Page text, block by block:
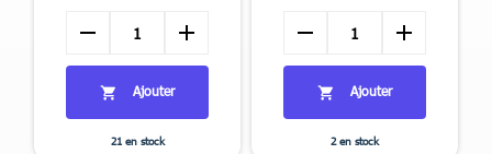
remove add
 Ajouter
21 en stock
remove add
 Ajouter
2 en stock